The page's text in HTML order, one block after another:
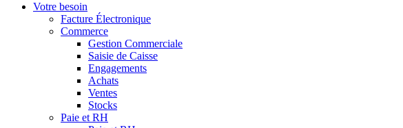
Votre besoin
Facture Électronique
Commerce
Gestion Commerciale
Saisie de Caisse
Engagements
Achats
Ventes
Stocks
Paie et RH